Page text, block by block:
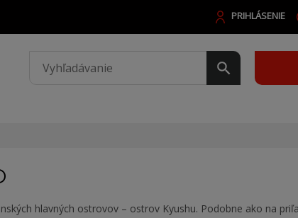
PRIHLÁSENIE
hlavných ostrovov – ostrov Kyushu. Podobne ako na